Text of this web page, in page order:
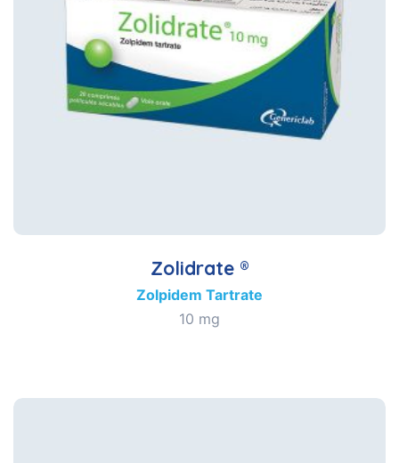
Zolidrate ®
Zolpidem Tartrate
10 mg